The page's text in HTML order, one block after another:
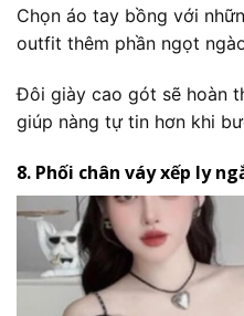
Chọn áo tay bồng với
outfit thêm phần ngọt
Đôi giày cao gót sẽ hoàn
giúp nàng tự tin hơn khi
8. Phối chân váy xếp ly